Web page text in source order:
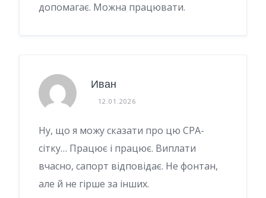
допомагає. Можна працювати.
Иван
12.01.2026
Ну, що я можу сказати про цю CPA-
сітку… Працює і працює. Виплати
вчасно, сапорт відповідає. Не фонтан,
але й не гірше за інших.